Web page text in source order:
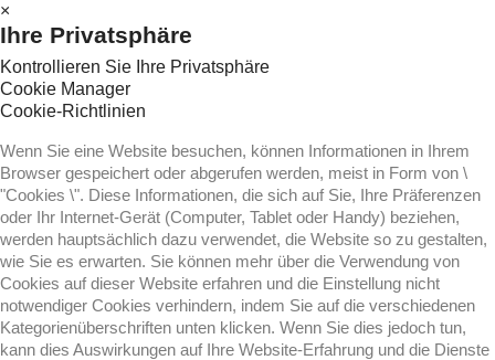
×
Ihre Privatsphäre
Kontrollieren Sie Ihre Privatsphäre
Cookie Manager
Cookie-Richtlinien
Wenn Sie eine Website besuchen, können Informationen in Ihrem
Browser gespeichert oder abgerufen werden, meist in Form von \
"Cookies \". Diese Informationen, die sich auf Sie, Ihre Präferenzen
oder Ihr Internet-Gerät (Computer, Tablet oder Handy) beziehen,
werden hauptsächlich dazu verwendet, die Website so zu gestalten,
wie Sie es erwarten. Sie können mehr über die Verwendung von
Cookies auf dieser Website erfahren und die Einstellung nicht
notwendiger Cookies verhindern, indem Sie auf die verschiedenen
Kategorienüberschriften unten klicken. Wenn Sie dies jedoch tun,
kann dies Auswirkungen auf Ihre Website-Erfahrung und die Dienste